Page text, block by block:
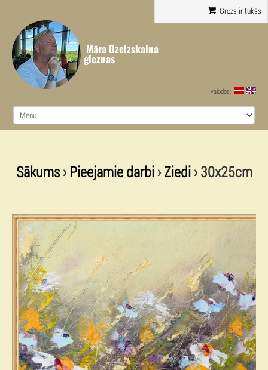
Grozs ir tukšs
Māra Dzelzskalna
gleznas
valodas:
Sākums› Pieejamie darbi›Ziedi› 30x25cm